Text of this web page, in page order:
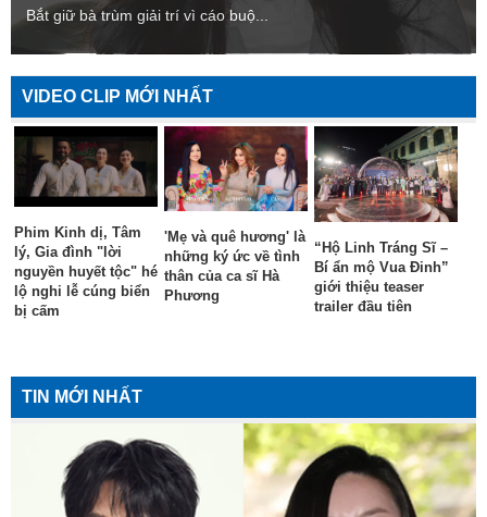
Bắt giữ bà trùm giải trí vì cáo buộ...
VIDEO CLIP MỚI NHẤT
Phim Kinh dị, Tâm
lý, Gia đình "lời
nguyền huyết tộc" hé
lộ nghi lễ cúng biển
bị cấm
'Mẹ và quê hương' là
những ký ức về tình
thân của ca sĩ Hà
Phương
“Hộ Linh Tráng Sĩ –
Bí ẩn mộ Vua Đinh”
giới thiệu teaser
trailer đầu tiên
TIN MỚI NHẤT